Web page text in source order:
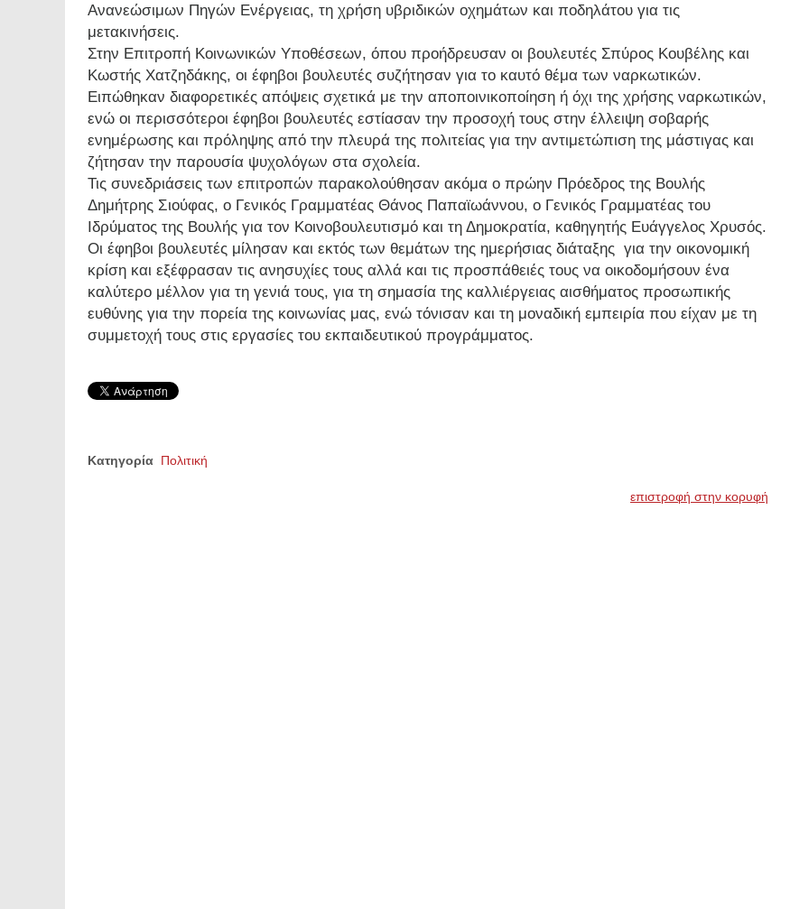
Ανανεώσιμων Πηγών Ενέργειας, τη χρήση υβριδικών οχημάτων και ποδηλάτου για τις
μετακινήσεις.
Στην Επιτροπή Κοινωνικών Υποθέσεων, όπου προήδρευσαν οι βουλευτές Σπύρος Κουβέλης και
Κωστής Χατζηδάκης, οι έφηβοι βουλευτές συζήτησαν για το καυτό θέμα των ναρκωτικών.
Ειπώθηκαν διαφορετικές απόψεις σχετικά με την αποποινικοποίηση ή όχι της χρήσης ναρκωτικών,
ενώ οι περισσότεροι έφηβοι βουλευτές εστίασαν την προσοχή τους στην έλλειψη σοβαρής
ενημέρωσης και πρόληψης από την πλευρά της πολιτείας για την αντιμετώπιση της μάστιγας και
ζήτησαν την παρουσία ψυχολόγων στα σχολεία.
Τις συνεδριάσεις των επιτροπών παρακολούθησαν ακόμα ο πρώην Πρόεδρος της Βουλής
Δημήτρης Σιούφας, ο Γενικός Γραμματέας Θάνος Παπαϊωάννου, ο Γενικός Γραμματέας του
Ιδρύματος της Βουλής για τον Κοινοβουλευτισμό και τη Δημοκρατία, καθηγητής Ευάγγελος Χρυσός.
Οι έφηβοι βουλευτές μίλησαν και εκτός των θεμάτων της ημερήσιας διάταξης για την οικονομική
κρίση και εξέφρασαν τις ανησυχίες τους αλλά και τις προσπάθειές τους να οικοδομήσουν ένα
καλύτερο μέλλον για τη γενιά τους, για τη σημασία της καλλιέργειας αισθήματος προσωπικής
ευθύνης για την πορεία της κοινωνίας μας, ενώ τόνισαν και τη μοναδική εμπειρία που είχαν με τη
συμμετοχή τους στις εργασίες του εκπαιδευτικού προγράμματος.
Κατηγορία Πολιτική
επιστροφή στην κορυφή